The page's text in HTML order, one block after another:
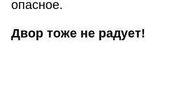
опасное.
Двор тоже не радует!